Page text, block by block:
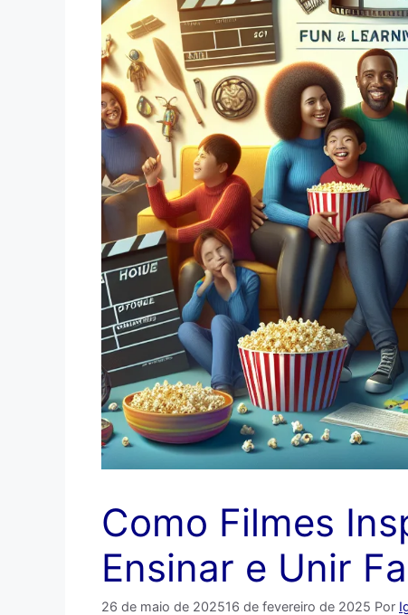
Como Filmes
Ensinar e Unir
26 de maio de 202516 de fevereiro de 2025 Por